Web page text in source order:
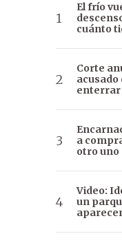
El frío
cuánto
Corte
acusado
enterrar
a
otro uno
Video:
un